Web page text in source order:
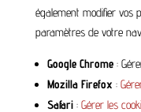
également modifier vos
paramètres de votre
Google Chrome:
Mozilla Firefox :
Safari: Gérer les